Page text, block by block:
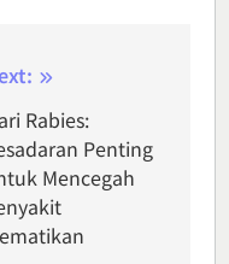
Rabies:
Penting
Mencegah